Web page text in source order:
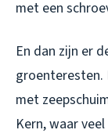
met een
En dan zijn er
groenteresten.
met
Kern, waar